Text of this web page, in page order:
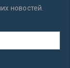
новостей.